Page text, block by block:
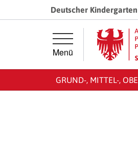
Springe direkt zur Hauptnavigation
Springe direkt zum Inhalt
Deutscher
Menü
GRUND-, MITTEL-,